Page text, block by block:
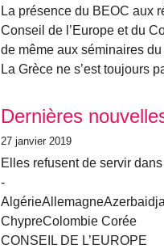
La présence du BEOC aux
Conseil de l’Europe et du
de même aux séminaires
La Grèce ne s’est toujours
Dernières
27 janvier 2019
Elles refusent de servir
-
ChypreColombie Corée
CONSEIL DE L’EUROPE